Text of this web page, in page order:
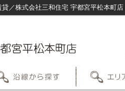
／株式会社三和住宅 宇都宮平松本町店